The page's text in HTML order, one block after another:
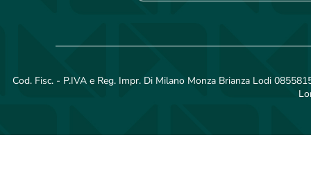
Cod. Fisc. - P.IVA e Reg. Impr. Di Milano Monza Brianza Lodi